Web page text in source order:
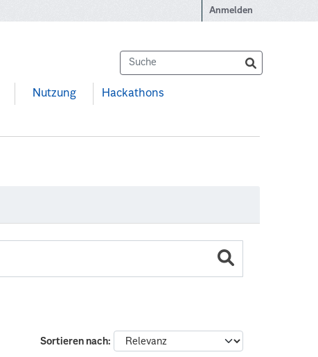
Anmelden
Nutzung Hackathons
Sortieren nach